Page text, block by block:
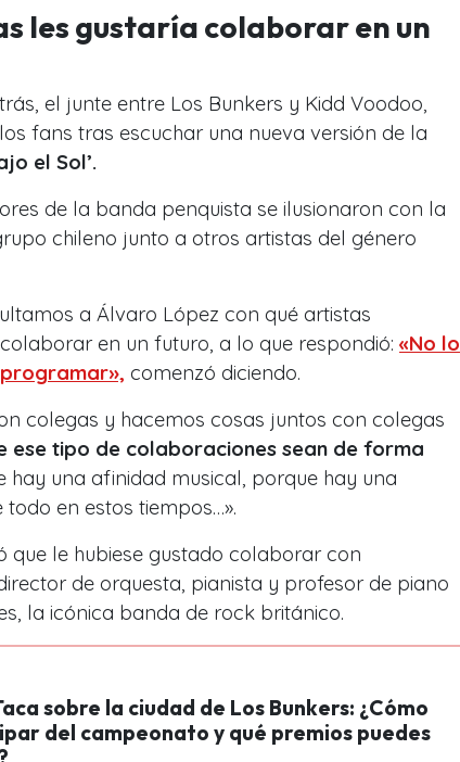
les gustaría colaborar en un
el junte entre Los Bunkers y Kidd Voodoo,
fans tras escuchar una nueva versión de la
el Sol’.
de la banda penquista se ilusionaron con la
chileno junto a otros artistas del género
a Álvaro López con qué artistas
en un futuro, a lo que respondió: «No lo
comenzó diciendo.
colegas y hacemos cosas juntos con colegas
ese tipo de colaboraciones sean de forma
hay una afinidad musical, porque hay una
en estos tiempos…».
que le hubiese gustado colaborar con
de orquesta, pianista y profesor de piano
la icónica banda de rock británico.
sobre la ciudad de Los Bunkers: ¿Cómo
del campeonato y qué premios puedes